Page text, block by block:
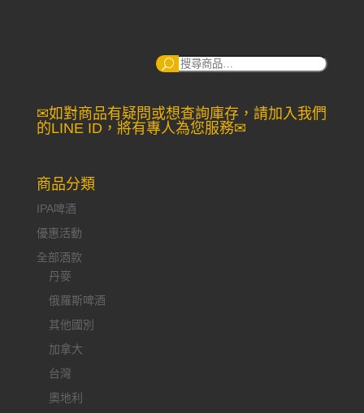
搜
✉如對商品有疑問或想查詢庫存，請加入我們
的LINE ID，將有專人為您服務✉
商品分類
IPA啤酒
優惠活動
全部酒款
丹麥
俄羅斯啤酒
其他國別
加拿大
台灣
奧地利